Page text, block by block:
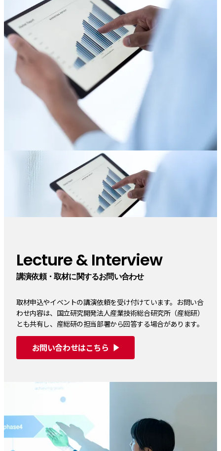
Lecture & Interview
講演依頼・取材に関するお問い合わせ
取材申込やイベントの講演依頼を受け付けています。お問い合
わせ内容は、国立研究開発法人産業技術総合研究所（産総研）
とも共有し、産総研の担当部署から回答する場合があります。
お問い合わせはこちら